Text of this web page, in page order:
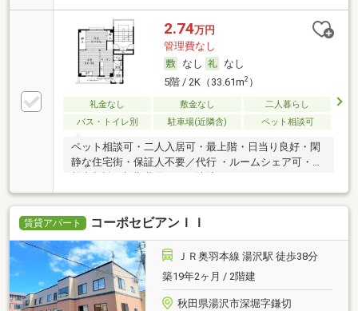
可
2.74万円
管理費なし
なし
なし
5階 / 2K（33.61m2）
礼金なし 敷金なし
二人暮らし
バス・トイレ別
駐車場(近隣含) ペット相談可
ペット相談可・二人入居可・最上階・日当り良好・閑
静な住宅街・保証人不要／代行 ・ルームシェア可・高
賃貸アパート コーポセビアンＩＩ
ＪＲ奥羽本線 湯沢駅 徒歩38分
築19年2ヶ月 / 2階建
秋田県湯沢市深堀字鎌切